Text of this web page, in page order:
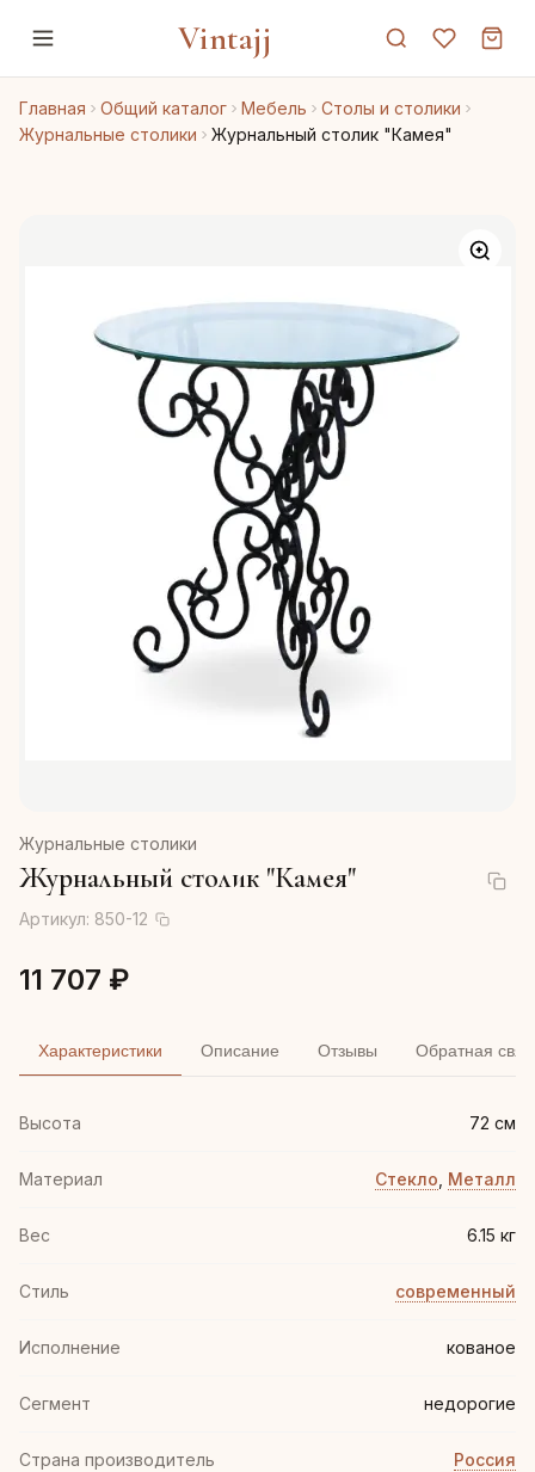
Vintajj
Главная Общий каталог Мебель
Столы и столики
Журнальные столики
Журнальный столик "Камея"
Журнальные столики
Журнальный столик "Камея"
Артикул: 850-12
11 707 ₽
Характеристики Описание Отзывы Обратная
Высота 72 см
Материал Стекло Металл
Вес 6.15 кг
Стиль современный
Иcполнение кованое
Сегмент недорогие
Страна производитель Россия